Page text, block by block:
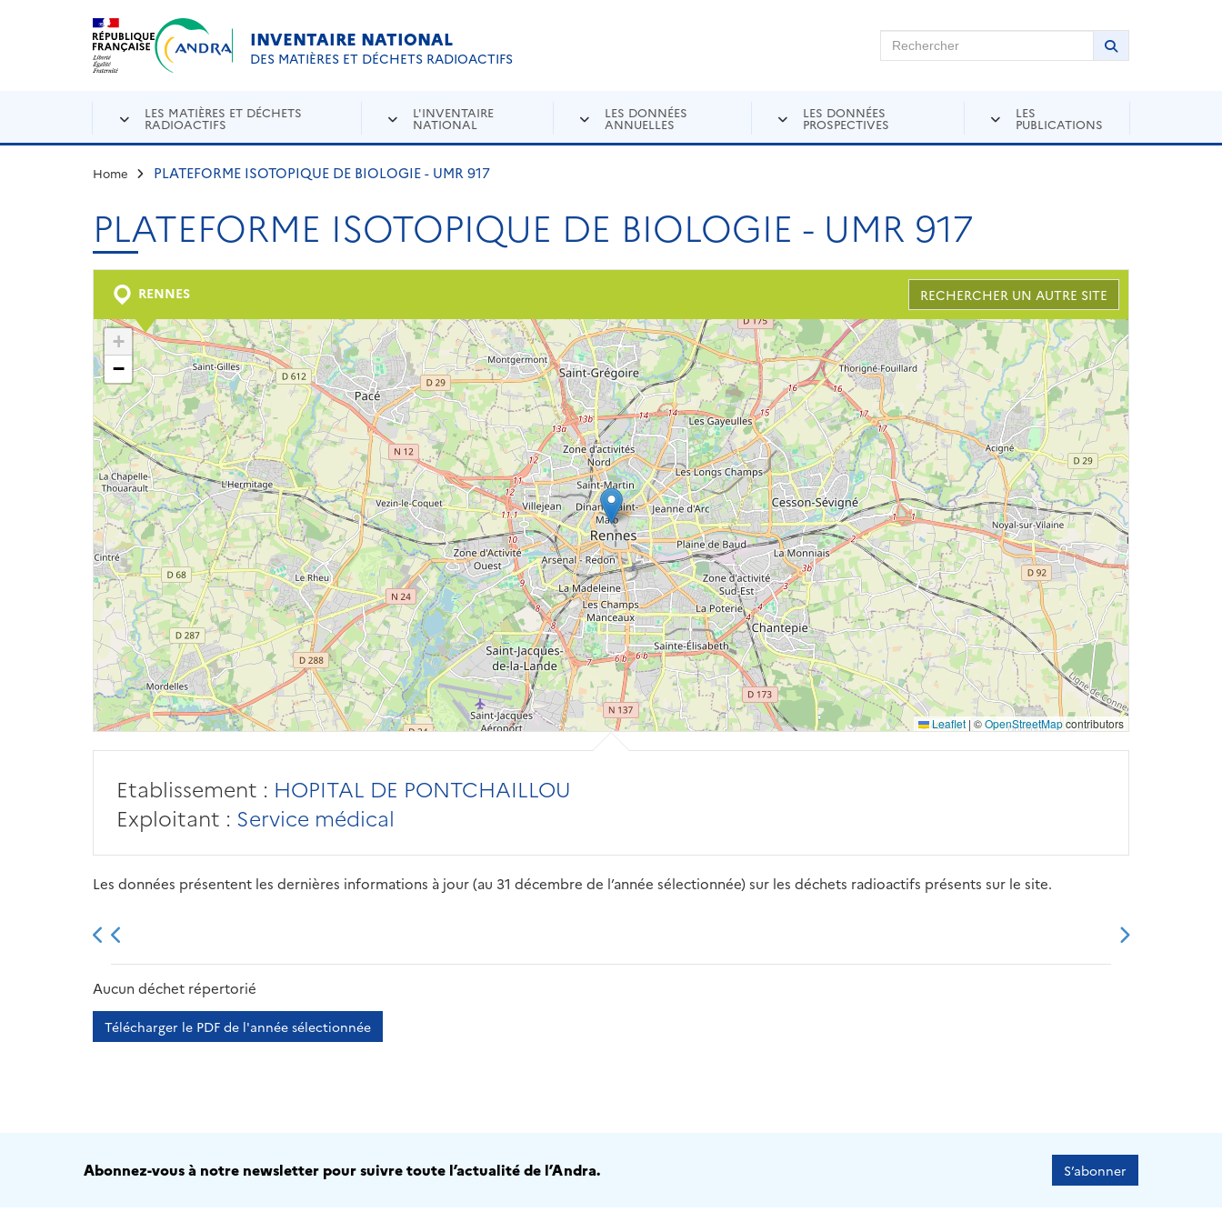
Aller au contenu principal
INVENTAIRE NATIONAL
DES MATIÈRES ET DÉCHETS RADIOACTIFS
Rechercher sur Andra Inventaire Rechercher
Lancer la
LES MATIÈRES ET DÉCHETS
RADIOACTIFS
L'INVENTAIRE
NATIONAL
LES DONNÉES
ANNUELLES
LES DONNÉES
PROSPECTIVES
LES
PUBLICATIONS
Home PLATEFORME ISOTOPIQUE DE BIOLOGIE - UMR 917
PLATEFORME ISOTOPIQUE DE BIOLOGIE - UMR 917
RENNES RECHERCHER UN AUTRE SITE
+
−
Leaflet | ©OpenStreetMapcontributors
Etablissement : HOPITAL DE PONTCHAILLOU
Exploitant : Service médical
Les données présentent les dernières informations à jour (au 31 décembre de l’année sélectionnée) sur les déchets radioactifs présents sur le site.
2013 2014
Aucun déchet répertorié
Télécharger le PDF de l'année sélectionnée
Abonnez-vous à notre newsletter pour suivre toute l’actualité de l’Andra. S’abonner